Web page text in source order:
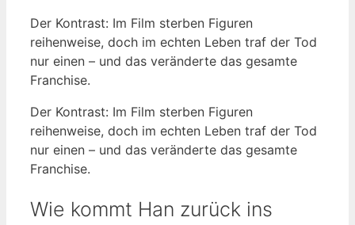
Der Kontrast: Im Film sterben Figuren
reihenweise, doch im echten Leben traf der Tod
nur einen – und das veränderte das gesamte
Franchise.
Der Kontrast: Im Film sterben Figuren
reihenweise, doch im echten Leben traf der Tod
nur einen – und das veränderte das gesamte
Franchise.
Wie kommt Han zurück ins